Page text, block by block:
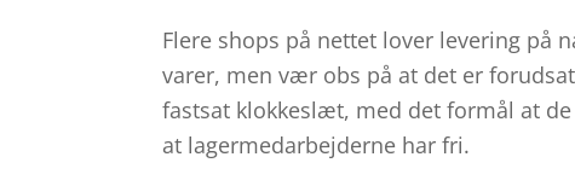
Flere shops på nettet lover levering på
varer, men vær obs på at det er
fastsat klokkeslæt, med det formål at
at lagermedarbejderne har fri.